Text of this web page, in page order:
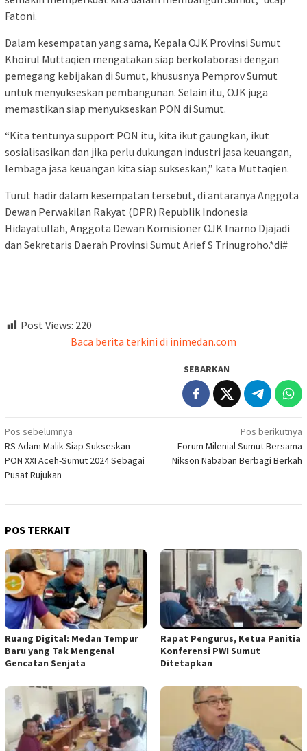
Fatoni.
Dalam kesempatan yang sama, Kepala OJK Provinsi Sumut
Khoirul Muttaqien mengatakan siap berkolaborasi dengan
pemegang kebijakan di Sumut, khususnya Pemprov Sumut
untuk menyukseskan pembangunan. Selain itu, OJK juga
memastikan siap menyukseskan PON di Sumut.
“Kita tentunya support PON itu, kita ikut gaungkan, ikut
sosialisasikan dan jika perlu dukungan industri jasa keuangan,
lembaga jasa keuangan kita siap sukseskan,” kata Muttaqien.
Turut hadir dalam kesempatan tersebut, di antaranya Anggota
Dewan Perwakilan Rakyat (DPR) Republik Indonesia
Hidayatullah, Anggota Dewan Komisioner OJK Inarno Djajadi
dan Sekretaris Daerah Provinsi Sumut Arief S Trinugroho.*di#
Post Views: 220
Baca berita terkini di inimedan.com
SEBARKAN
Navigasi
pos
Pos sebelumnya
RS Adam Malik Siap Sukseskan
PON XXI Aceh-Sumut 2024 Sebagai
Pusat Rujukan
Pos berikutnya
Forum Milenial Sumut Bersama
Nikson Nababan Berbagi Berkah
POS TERKAIT
Ruang Digital: Medan Tempur
Baru yang Tak Mengenal
Gencatan Senjata
Rapat Pengurus, Ketua Panitia
Konferensi PWI Sumut
Ditetapkan